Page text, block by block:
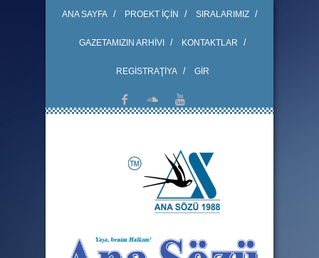
ANA SAYFA PROEKT İÇİN SIRALARIMIZ
GAZETAMIZIN ARHİVI KONTAKTLAR
REGİSTRAŢİYA GİR